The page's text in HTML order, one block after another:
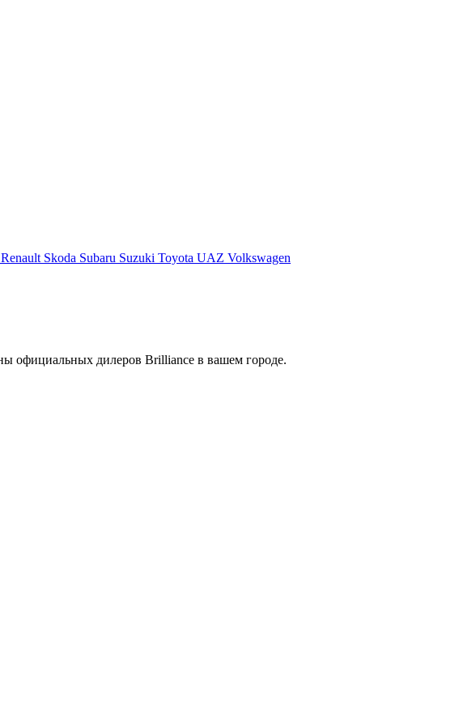
Renault Skoda Subaru Suzuki Toyota UAZ Volkswagen
официальных дилеров Brilliance в вашем городе.